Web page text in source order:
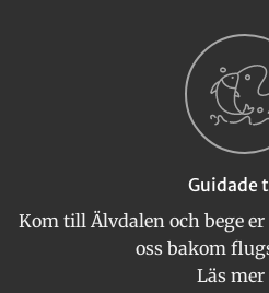
Guidade
Kom till Älvdalen och bege
oss bakom
Läs mer